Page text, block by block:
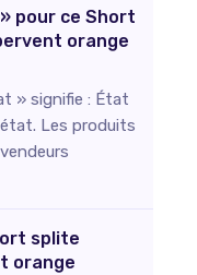
pour ce Short
orange
» signifie : État
Les produits
splite
orange